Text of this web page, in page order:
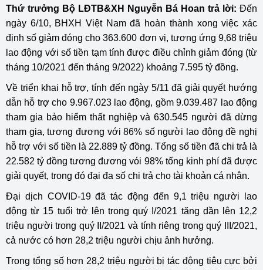
Thứ trưởng Bộ LĐTB&XH Nguyễn Bá Hoan trả lời: Đến
ngày 6/10, BHXH Việt Nam đã hoàn thành xong việc xác
định số giảm đóng cho 363.600 đơn vị, tương ứng 9,68 triệu
lao động với số tiền tạm tính được điều chỉnh giảm đóng (từ
tháng 10/2021 đến tháng 9/2022) khoảng 7.595 tỷ đồng.
Về triển khai hỗ trợ, tính đến ngày 5/11 đã giải quyết hướng
dẫn hỗ trợ cho 9.967.023 lao động, gồm 9.039.487 lao động
tham gia bảo hiểm thất nghiệp và 630.545 người đã dừng
tham gia, tương đương với 86% số người lao động đề nghị
hỗ trợ với số tiền là 22.889 tỷ đồng. Tổng số tiền đã chi trả là
22.582 tỷ đồng tương đương vói 98% tổng kinh phí đã được
giải quyết, trong đó đại đa số chi trả cho tài khoản cá nhân.
Đại dịch COVID-19 đã tác động đến 9,1 triệu người lao
động từ 15 tuổi trở lên trong quý I/2021 tăng dần lên 12,2
triệu người trong quý II/2021 và tính riêng trong quý III/2021,
cả nước có hơn 28,2 triệu người chịu ảnh hưởng.
Trong tổng số hơn 28,2 triệu người bị tác động tiêu cực bởi